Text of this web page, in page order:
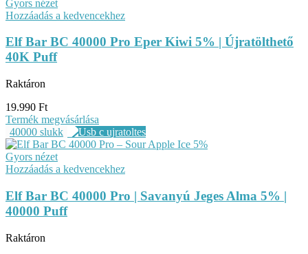
Gyors nézet
Hozzáadás a kedvencekhez
Elf Bar BC 40000 Pro Eper Kiwi 5% | Újratölthető
40K Puff
Raktáron
19.990 Ft
Termék megvásárlása
40000 slukk
Gyors nézet
Hozzáadás a kedvencekhez
Elf Bar BC 40000 Pro | Savanyú Jeges Alma 5% |
40000 Puff
Raktáron